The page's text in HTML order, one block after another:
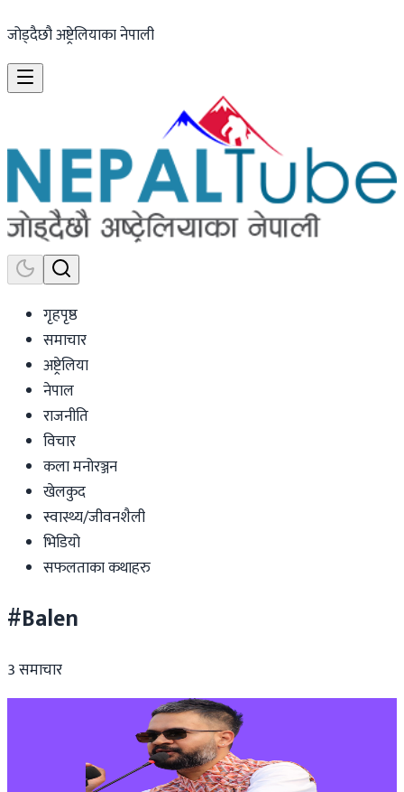
जोड्दैछौ अष्ट्रेलियाका नेपाली
गृहपृष्ठ
समाचार
अष्ट्रेलिया
नेपाल
राजनीति
विचार
कला मनोरञ्जन
खेलकुद
स्वास्थ्य/जीवनशैली
भिडियो
सफलताका कथाहरु
#Balen
3समाचार
राष्ट्रियतामाथि शंका नगर्न बालेनको आग्रह